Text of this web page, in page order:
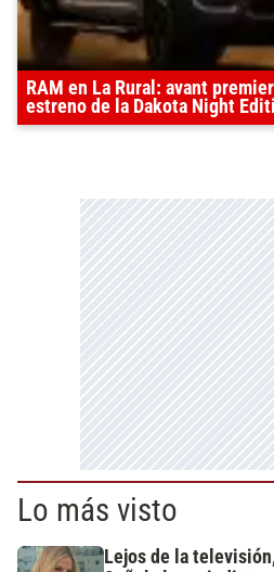
RAM en La Rural: avant
estreno de la Dakota Night
Lo más visto
Lejos de la